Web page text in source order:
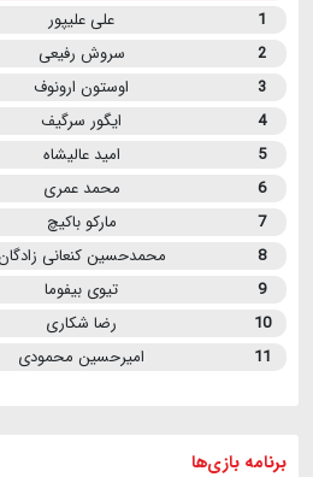
1 علی علیپور
2
سروش رفیعی
3
اوستون ارونوف
4
ایگور سرگیف
5
امید عالیشاه
6
محمد عمری
7
مارکو باکیچ
8
محمدحسین کنعانی
9
تیوی بیفوما
10
رضا شکاری
11
امیرحسین محمودی
برنامه بازی ها